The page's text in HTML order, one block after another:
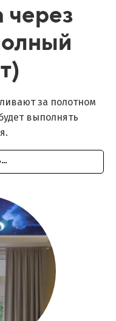
через
за полотном
выполнять